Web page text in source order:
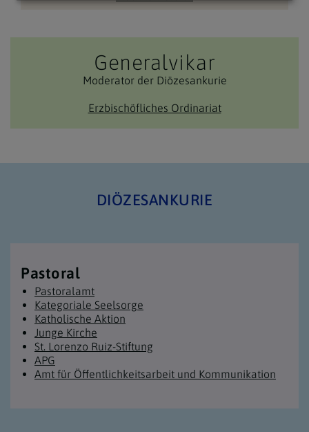
Generalvikar
Moderator der Diözesankurie
Erzbischöfliches Ordinariat
DIÖZESANKURIE
Pastoral
Pastoralamt
Kategoriale Seelsorge
Katholische Aktion
Junge Kirche
St. Lorenzo Ruiz-Stiftung
APG
Amt für Öffentlichkeitsarbeit und Kommunikation